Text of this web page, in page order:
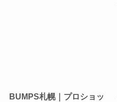
BUMPS札幌｜プロショッ